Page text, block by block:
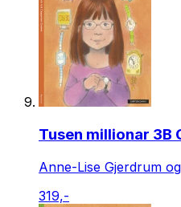
Tusen millionar 3B
Anne-Lise Gjerdrum
319,-